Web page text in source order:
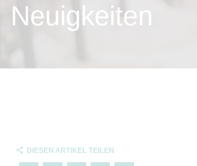
Neuigkeiten
DIESEN ARTIKEL TEILEN